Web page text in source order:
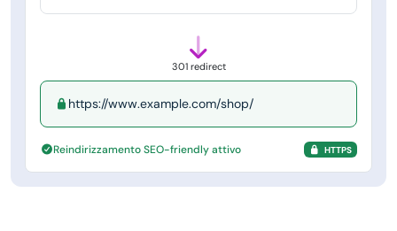
301 redirect
https://www.example.com/shop/
Reindirizzamento SEO-friendly attivo HTTPS